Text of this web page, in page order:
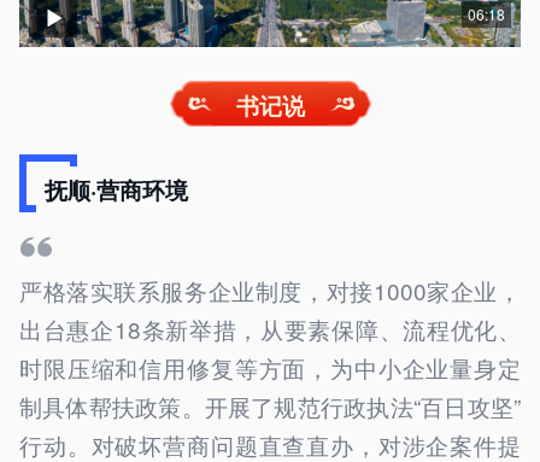
06:18
书记说
抚顺·营商环境
严格落实联系服务企业制度，对接1000家企业，
出台惠企18条新举措，从要素保障、流程优化、
时限压缩和信用修复等方面，为中小企业量身定
制具体帮扶政策。开展了规范行政执法“百日攻坚”
行动。对破坏营商问题直查直办，对涉企案件提